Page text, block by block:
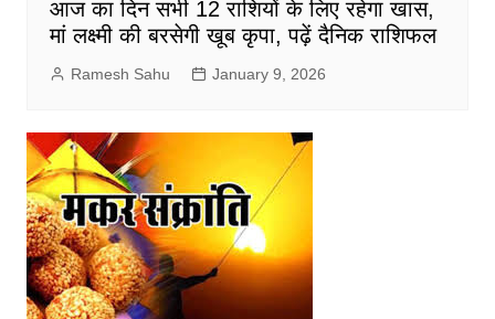
आज का दिन सभी 12 राशियों के लिए रहेगा खास,
मां लक्ष्मी की बरसेगी खूब कृपा, पढ़ें दैनिक राशिफल
Ramesh Sahu January 9, 2026